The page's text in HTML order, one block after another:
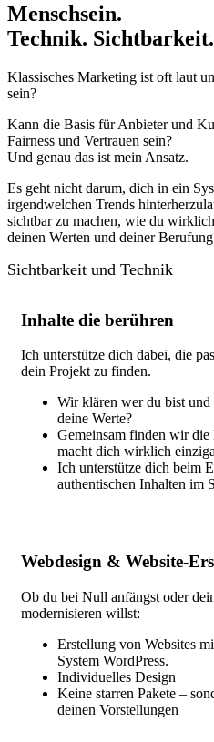
Menschsein.
Technik. Sichtbarkeit.
Klassisches Marketing ist oft laut
sein?
Kann die Basis für Anbieter und
Fairness und Vertrauen sein?
Und genau das ist mein Ansatz.
Es geht nicht darum, dich in ein
irgendwelchen Trends
sichtbar zu machen, wie du
deinen Werten und deiner
Sichtbarkeit und Technik
Inhalte die berühren
Ich unterstütze dich dabei, die
dein Projekt zu finden.
Wir klären wer du bist und
deine Werte?
Gemeinsam finden wir die
macht dich wirklich
Ich unterstütze dich beim
authentischen Inhalten im
Webdesign & Website-
Ob du bei Null anfängst oder
modernisieren willst:
Erstellung von Websites
System WordPress.
Individuelles Design
Keine starren Pakete –
deinen Vorstellungen